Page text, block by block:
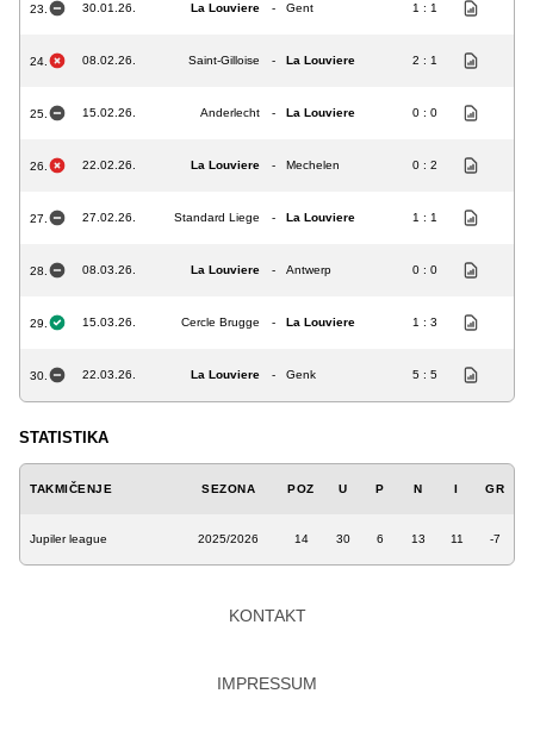
23. 30.01.26. La Louviere - Gent 1 : 1
24. 08.02.26. Saint-Gilloise - La Louviere 2 : 1
25. 15.02.26. Anderlecht - La Louviere 0 : 0
26. 22.02.26. La Louviere - Mechelen 0 : 2
27. 27.02.26. Standard Liege - La Louviere 1 : 1
28. 08.03.26. La Louviere - Antwerp 0 : 0
29. 15.03.26. Cercle Brugge - La Louviere 1 : 3
30. 22.03.26. La Louviere - Genk 5 : 5
STATISTIKA
TAKMIČENJE SEZONA POZ U P N I GR
Jupiler league 2025/2026 14 30 6 13 11 -7
KONTAKT
IMPRESSUM